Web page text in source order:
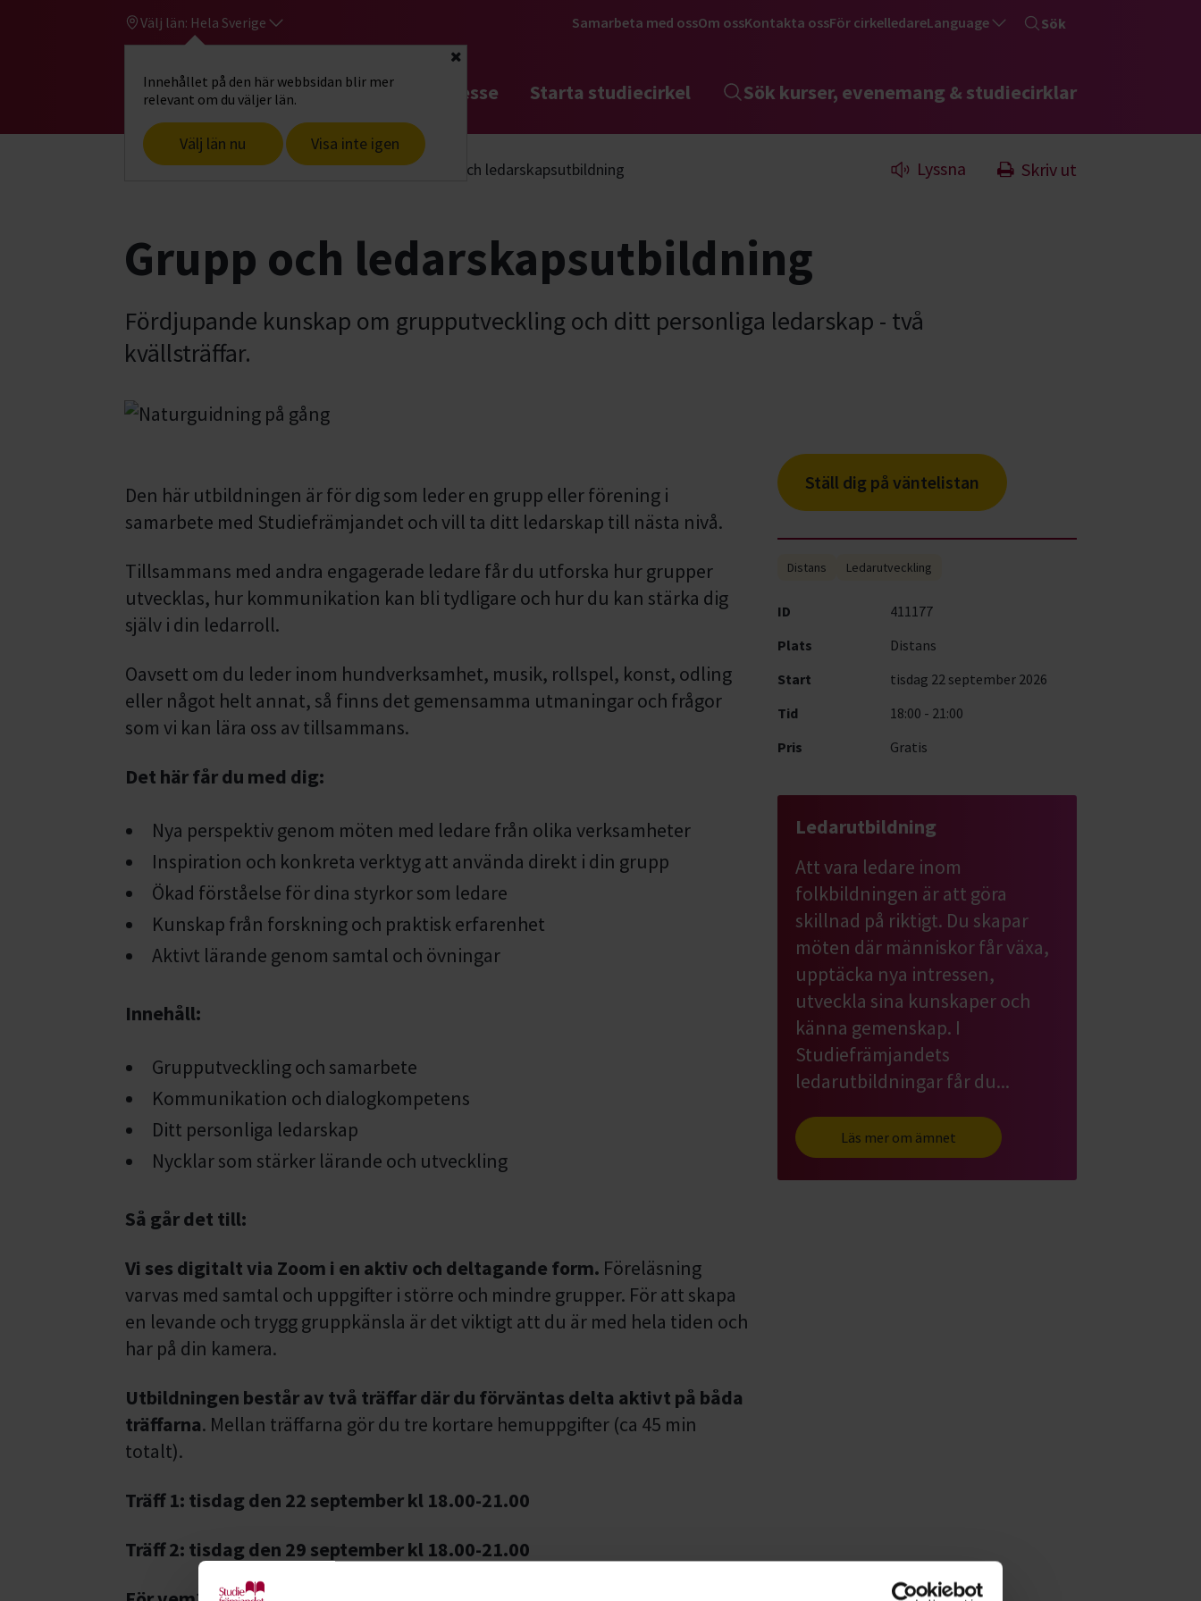
Välj län: Hela Sverige
Innehållet på den här webbsidan blir mer
relevant om du väljer län.
Välj län nu Visa inte igen
Stäng
Samarbeta med ossOm ossKontakta ossFör cirkelledareLanguage Sök
Gå till studiefrämjandets startsidaHitta intresse Starta studiecirkel Sök kurser, evenemang & studiecirklar
Start Hitta intresse Ledarutbildning Grupp och ledarskapsutbildning Lyssna Skriv ut
Grupp och ledarskapsutbildning
Fördjupande kunskap om grupputveckling och ditt personliga ledarskap - två
kvällsträffar.
Den här utbildningen är för dig som leder en grupp eller förening i
samarbete med Studiefrämjandet och vill ta ditt ledarskap till nästa nivå.
Tillsammans med andra engagerade ledare får du utforska hur grupper
utvecklas, hur kommunikation kan bli tydligare och hur du kan stärka dig
själv i din ledarroll.
Oavsett om du leder inom hundverksamhet, musik, rollspel, konst, odling
eller något helt annat, så finns det gemensamma utmaningar och frågor
som vi kan lära oss av tillsammans.
Det här får du med dig:
Nya perspektiv genom möten med ledare från olika verksamheter
Inspiration och konkreta verktyg att använda direkt i din grupp
Ökad förståelse för dina styrkor som ledare
Kunskap från forskning och praktisk erfarenhet
Aktivt lärande genom samtal och övningar
Innehåll:
Grupputveckling och samarbete
Kommunikation och dialogkompetens
Ditt personliga ledarskap
Nycklar som stärker lärande och utveckling
Så går det till:
Vi ses digitalt via Zoom i en aktiv och deltagande form. Föreläsning
varvas med samtal och uppgifter i större och mindre grupper. För att skapa
en levande och trygg gruppkänsla är det viktigt att du är med hela tiden och
har på din kamera.
Utbildningen består av två träffar där du förväntas delta aktivt på båda
träffarna. Mellan träffarna gör du tre kortare hemuppgifter (ca 45 min
totalt).
Träff 1: tisdag den 22 september kl 18.00-21.00
Träff 2: tisdag den 29 september kl 18.00-21.00
Ställ dig på väntelistan
Distans Ledarutveckling
ID
411177
Plats
Distans
Start
tisdag 22 september 2026
Tid
18:00 - 21:00
Pris
Gratis
Ledarutbildning
Att vara ledare inom
folkbildningen är att göra
skillnad på riktigt. Du skapar
möten där människor får växa,
upptäcka nya intressen,
utveckla sina kunskaper och
känna gemenskap. I
Studiefrämjandets
ledarutbildningar får du...
Läs mer om ämnet